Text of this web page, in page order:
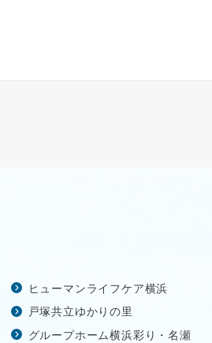
ヒューマンライフケア横浜
戸塚共立ゆかりの里
グループホーム横浜彩り・名瀬